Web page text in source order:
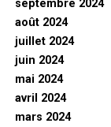
septembre 2024
août 2024
juillet 2024
juin 2024
mai 2024
avril 2024
mars 2024